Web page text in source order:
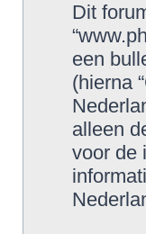
Dit
een
(hierna
alleen
voor de